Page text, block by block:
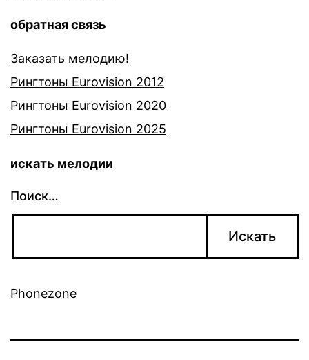
обратная связь
Заказать мелодию!
Рингтоны Eurovision 2012
Рингтоны Eurovision 2020
Рингтоны Eurovision 2025
искать мелодии
Поиск…
Phonezone